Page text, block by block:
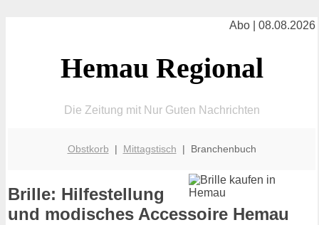
Abo | 08.08.2026
Hemau Regional
Die Zeitung mit Nur Guten Nachrichten
Obstkorb | Mittagstisch | Branchenbuch
Brille: Hilfestellung
und modisches Accessoire Hemau